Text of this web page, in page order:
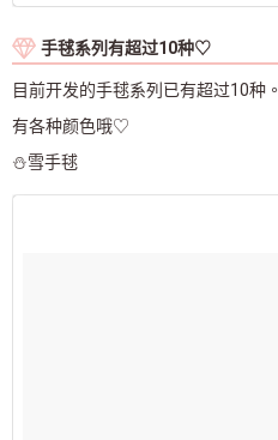
手毬系列有超过10种♡
目前开发的手毬系列已有超过10种。
有各种颜色哦♡
⛄雪手毬